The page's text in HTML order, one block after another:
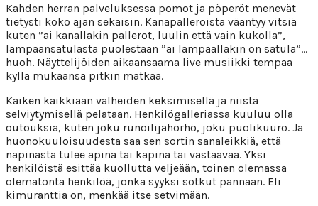
Kahden herran palveluksessa pomot ja pöperöt menevät
tietysti koko ajan sekaisin. Kanapalleroista vääntyy vitsiä
kuten ”ai kanallakin pallerot, luulin että vain kukolla”,
lampaansatulasta puolestaan ”ai lampaallakin on satula”…
huoh. Näyttelijöiden aikaansaama live musiikki tempaa
kyllä mukaansa pitkin matkaa.
Kaiken kaikkiaan valheiden keksimisellä ja niistä
selviytymisellä pelataan. Henkilögalleriassa kuuluu olla
outouksia, kuten joku runoilijahörhö, joku puolikuuro. Ja
huonokuuloisuudesta saa sen sortin sanaleikkiä, että
napinasta tulee apina tai kapina tai vastaavaa. Yksi
henkilöistä esittää kuollutta veljeään, toinen olemassa
olematonta henkilöä, jonka syyksi sotkut pannaan. Eli
kimuranttia on, menkää itse setvimään.